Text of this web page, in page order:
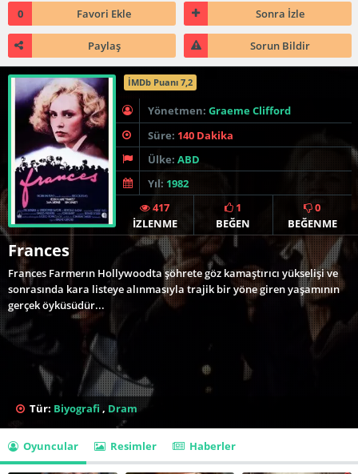
0 Favori Ekle Sonra İzle
Paylaş Sorun Bildir
İMDb Puanı 7,2
Yönetmen: Graeme Clifford
Süre: 140 Dakika
Ülke: ABD
Yıl: 1982
417
İZLENME
1
BEĞEN
0
BEĞENME
Frances
Frances Farmerın Hollywoodta şöhrete göz kamaştırıcı yükselişi ve
sonrasında kara listeye alınmasıyla trajik bir yöne giren yaşamının
gerçek öyküsüdür...
Tür: Biyografi , Dram
Oyuncular Resimler Haberler